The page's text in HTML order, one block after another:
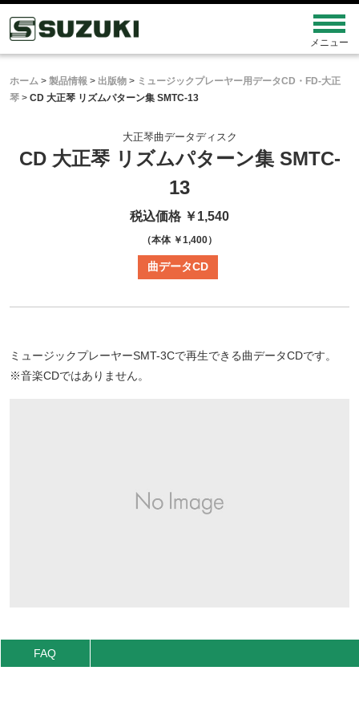
ホーム > 製品情報 > 出版物 > ミュージックプレーヤー用データCD・FD-大正
琴 > CD 大正琴 リズムパターン集 SMTC-13
大正琴曲データディスク
CD 大正琴 リズムパターン集SMTC-
13
税込価格 ￥1,540
（本体 ￥1,400）
曲データCD
ミュージックプレーヤーSMT-3Cで再生できる曲データCDです。
※音楽CDではありません。
FAQ